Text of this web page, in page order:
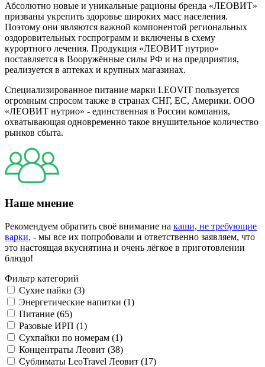
Абсолютно новые и уникальные рационы бренда «ЛЕОВИТ»
призваны укрепить здоровье широких масс населения.
Поэтому они являются важной компонентой региональных
оздоровительных госпрограмм и включены в схему
курортного лечения. Продукция «ЛЕОВИТ нутрио»
поставляется в Вооружённые силы РФ и на предприятия,
реализуется в аптеках и крупных магазинах.
Специализированное питание марки LEOVIT пользуется
огромным спросом также в странах СНГ, ЕС, Америки. ООО
«ЛЕОВИТ нутрио» - единственная в России компания,
охватывающая одновременно такое внушительное количество
рынков сбыта.
Наше мнение
Рекомендуем обратить своё внимание на каши, не требующие
варки, - мы все их попробовали и ответственно заявляем, что
это настоящая вкуснятина и очень лёгкое в приготовлении
блюдо!
Фильтр категорий
Сухие пайки (3)
Энергетические напитки (1)
Питание (65)
Разовые ИРП (1)
Сухпайки по номерам (1)
Концентраты Леовит (38)
Сублиматы LeoTravel Леовит (17)